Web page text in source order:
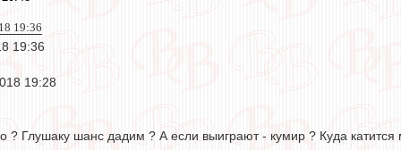
19:36
19:36
19:28
? Глушаку шанс дадим ? А если выиграют - кумир ? Куда катится